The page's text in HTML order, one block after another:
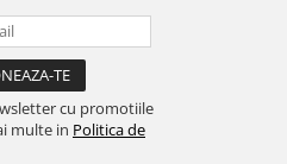
cu promotiile
multe in Politica de